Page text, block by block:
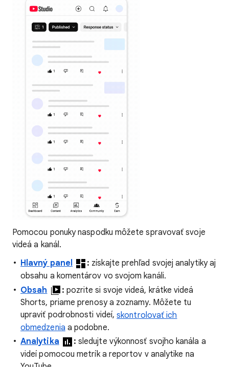
Pomocou ponuky naspodku môžete spravovať svoje
videá a kanál.
Hlavný panel
: získajte prehľad svojej analytiky aj
obsahu a komentárov vo svojom kanáli.
Obsah
: pozrite si svoje videá, krátke videá
Shorts, priame prenosy a zoznamy. Môžete tu
upraviť podrobnosti videí,skontrolovať ich
obmedzenia a podobne.
Analytika
: sledujte výkonnosť svojho kanála a
videí pomocou metrík a reportov v analytike na